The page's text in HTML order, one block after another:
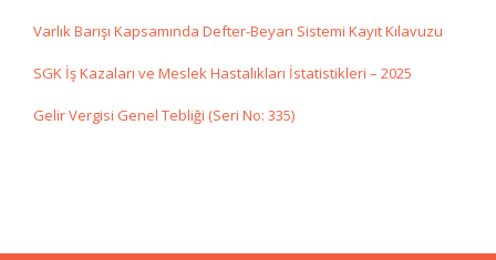
Varlık Barışı Kapsamında Defter-Beyan Sistemi Kayıt Kılavuzu
SGK İş Kazaları ve Meslek Hastalıkları İstatistikleri – 2025
Gelir Vergisi Genel Tebliği (Seri No: 335)